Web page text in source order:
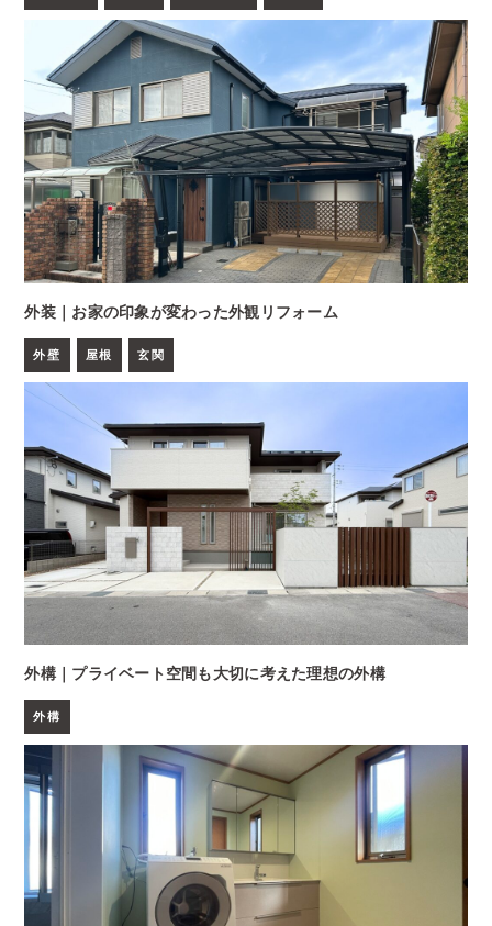
外装｜お家の印象が変わった外観リフォーム
外壁 屋根 玄関
外構｜プライベート空間も大切に考えた理想の外構
外構